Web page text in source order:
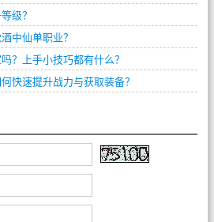
级？
中仙单职业？
？上手小技巧都有什么？
快速提升战力与获取装备？